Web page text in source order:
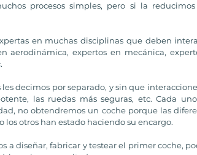
procesos simples, pero si la
en muchas disciplinas que deben
aerodinámica, expertos en mecánica,
decimos por separado, y sin que
las ruedas más seguras, etc. Cada
no obtendremos un coche porque las
otros han estado haciendo su encargo.
a diseñar, fabricar y testear el primer coche,